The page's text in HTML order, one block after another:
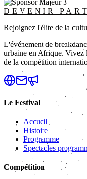
DEVENIR
Rejoignez l'élite de la
L'événement de
urbaine en Afrique. Vivez
de la compétition
Le Festival
Accueil
Histoire
Programme
Spectacles
Compétition